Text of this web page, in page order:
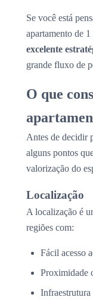
Se você está
apartamento de
excelente
grande fluxo de
O que
Antes de decidir
alguns pontos
valorização do
Localização
A localização é
regiões com:
Fácil acesso
Proximidade
Infraestrutura